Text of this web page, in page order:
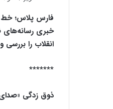
فارس پلاس؛ خط
خبری رسانه‌های
انقلاب را بررسی
*******
ذوق زدگی «صدای